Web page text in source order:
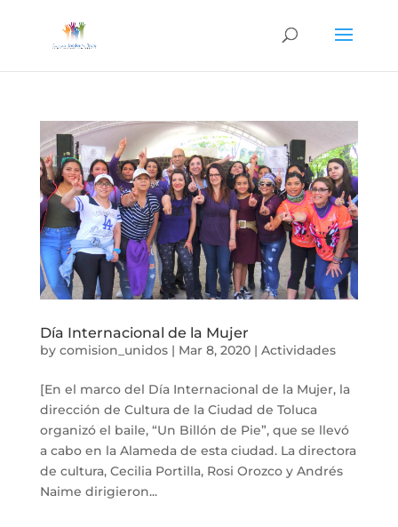
Día Internacional de la Mujer
by comision_unidos| Mar 8, 2020| Actividades
[En el marco del Día Internacional de la Mujer, la
dirección de Cultura de la Ciudad de Toluca
organizó el baile, “Un Billón de Pie”, que se llevó
a cabo en la Alameda de esta ciudad. La directora
de cultura, Cecilia Portilla, Rosi Orozco y Andrés
Naime dirigieron...